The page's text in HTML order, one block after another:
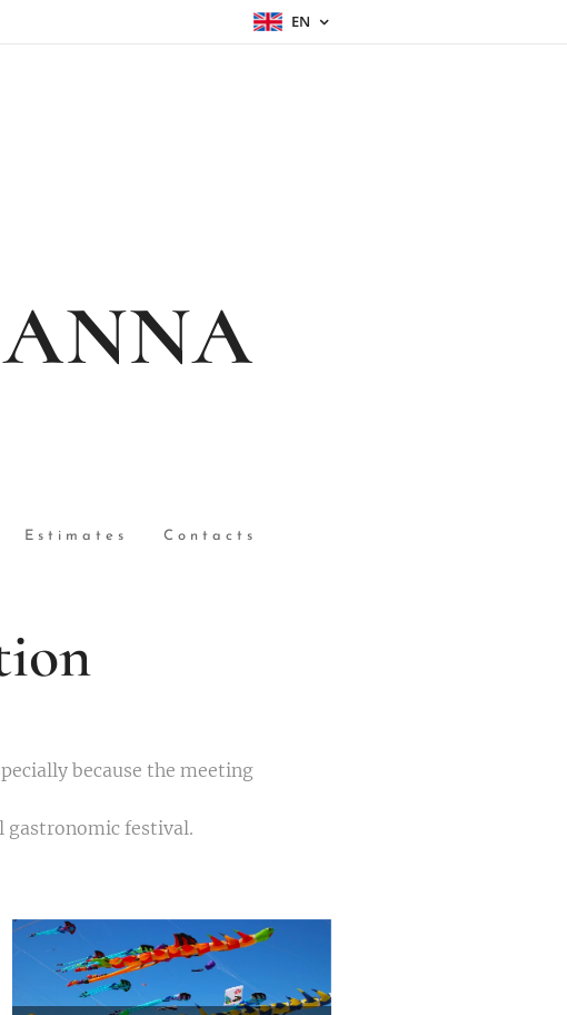
EN
Estimates Contacts
because the meeting
gastronomic festival.